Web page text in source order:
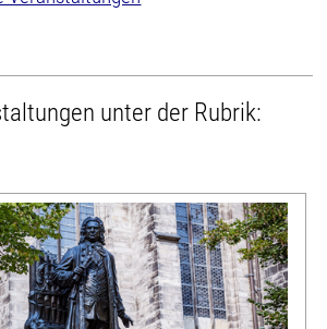
unter der Rubrik: